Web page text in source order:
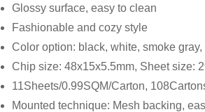
Glossy surface, easy to clean
Fashionable and cozy style
Color option: black, white, smoke
Chip size: 48x15x5.5mm, Sheet size:
11Sheets/0.99SQM/Carton,
Mounted technique: Mesh backing,